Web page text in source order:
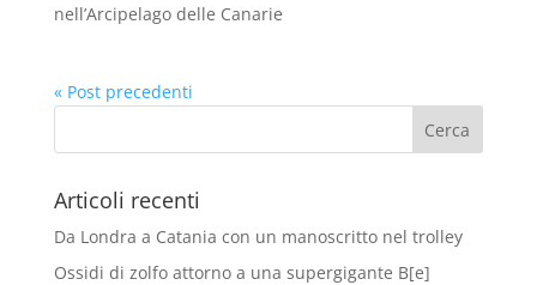
nell’Arcipelago delle Canarie
« Post precedenti
Articoli recenti
Da Londra a Catania con un manoscritto nel trolley
Ossidi di zolfo attorno a una supergigante B[e]